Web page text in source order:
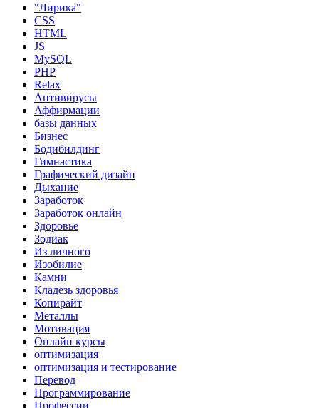
"Лирика"
CSS
HTML
JS
MySQL
PHP
Relax
Антивирусы
Аффирмации
базы данных
Бизнес
Бодибилдинг
Гимнастика
Графический дизайн
Дыхание
Заработок
Заработок онлайн
Здоровье
Зодиак
Из личного
Изобилие
Камни
Кладезь здоровья
Копирайт
Металлы
Мотивация
Онлайн курсы
оптимизация
оптимизация и тестирование
Перевод
Программирование
Профессии